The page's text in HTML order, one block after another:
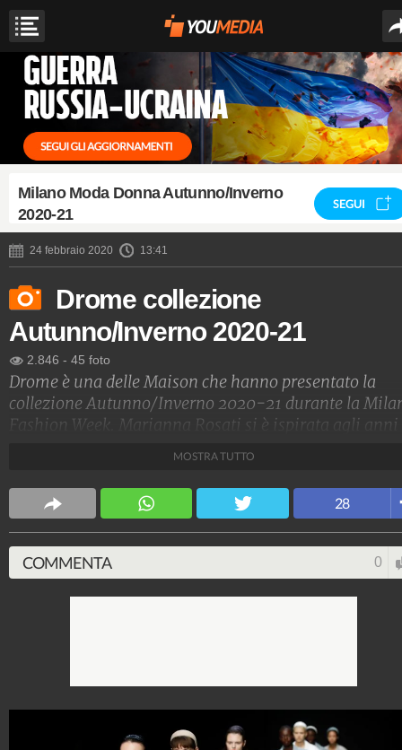
Milano Moda Donna Autunno/Inverno
2020-21
SEGUI
24 febbraio 2020 13:41
Drome collezione
Autunno/Inverno 2020-21
2.846 - 45 foto
Drome è una delle Maison che hanno presentato la
collezione Autunno/Inverno 2020-21 durante la
Fashion Week. Marianna Rosati si è ispirata agli anni
elegantissima.
1.515.113.833-1.957 video-138.074 foto
MOSTRA TUTTO
28
COMMENTA 0